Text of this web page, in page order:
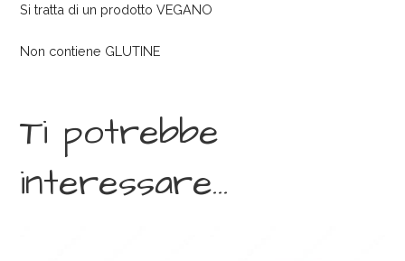
Si tratta di un prodotto VEGANO
Non contiene GLUTINE
Ti potrebbe
interessare…